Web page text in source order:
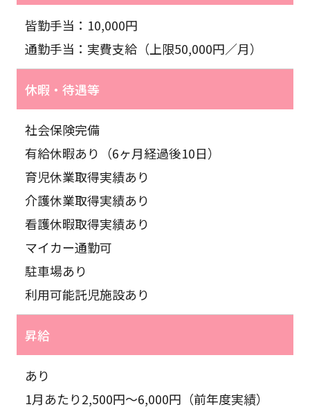
皆勤手当：10,000円
通勤手当：実費支給（上限50,000円／月）
休暇・待遇等
社会保険完備
有給休暇あり（6ヶ月経過後10日）
育児休業取得実績あり
介護休業取得実績あり
看護休暇取得実績あり
マイカー通勤可
駐車場あり
利用可能託児施設あり
昇給
あり
1月あたり2,500円〜6,000円（前年度実績）